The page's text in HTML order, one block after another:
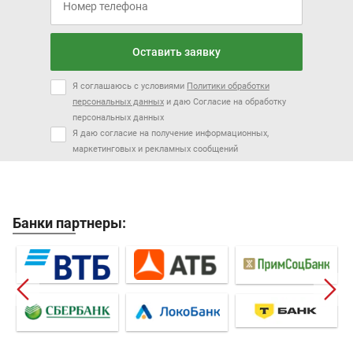
Оставить заявку
Я соглашаюсь с условиями Политики обработки
персональных данных и даю Согласие на обработку
персональных данных
Я даю согласие на получение информационных,
маркетинговых и рекламных сообщений
Банки партнеры: